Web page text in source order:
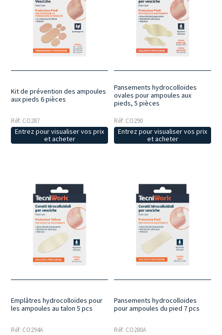
Kit de prévention des ampoules
aux pieds 6 pièces
Réf: CO287
Entrez pour visualiser vos prix
et acheter
Pansements hydrocolloïdes
ovales pour ampoules aux
pieds, 5 pièces
Réf: CO290
Entrez pour visualiser vos prix
et acheter
Emplâtres hydrocolloïdes pour
les ampoules au talon 5 pcs
Réf: CO294A
Pansements hydrocolloïdes
pour ampoules du pied 7 pcs
Réf: CO280A